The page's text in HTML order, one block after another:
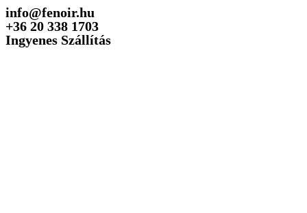
Skip
to
content
info@fenoir.hu
+36 20 338 1703
Ingyenes Szállítás